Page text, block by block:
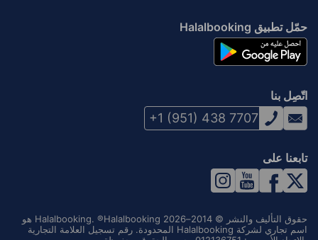
حمّل تطبيق Halalbooking
اتّصِل بنا
+1 (951) 438 7707
تابعنا على
حقوق التأليف والنشر © 2014–2026 Halalbooking. ®Halalbooking هو
اسم تجاري لشركة Halalbooking المحدودة. رقم تسجيل العلامة التجارية